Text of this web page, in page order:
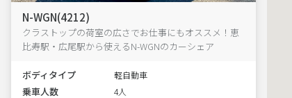
N-WGN(4212)
クラストップの荷室の広さでお仕事にもオススメ！恵
比寿駅・広尾駅から使えるN-WGNのカーシェア
ボディタイプ 軽自動車
乗車人数 4人